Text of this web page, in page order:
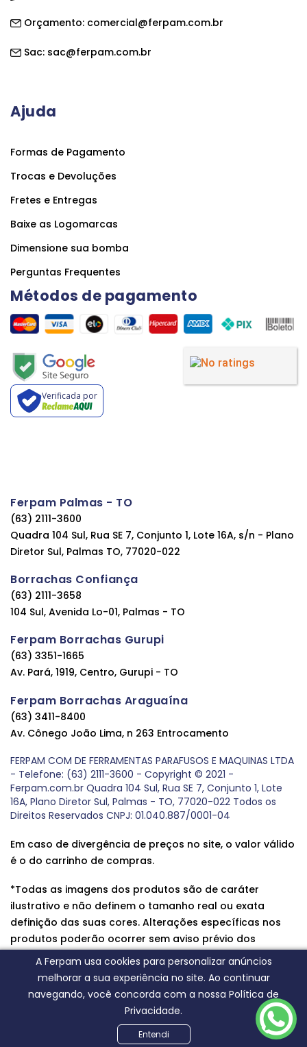
A Ferpam usa cookies para personalizar anúncios
melhorar a sua experiência no site. Ao continuar
navegando, você concorda com a nossa Política de
Privacidade.
Entendi
Orçamento: comercial@ferpam.com.br
Sac: sac@ferpam.com.br
Ajuda
Formas de Pagamento
Trocas e Devoluções
Fretes e Entregas
Baixe as Logomarcas
Dimensione sua bomba
Perguntas Frequentes
Métodos de pagamento
Verificada por
Ferpam Palmas - TO
(63) 2111-3600
Quadra 104 Sul, Rua SE 7, Conjunto 1, Lote 16A, s/n - Plano
Diretor Sul, Palmas TO, 77020-022
Borrachas Confiança
(63) 2111-3658
104 Sul, Avenida Lo-01, Palmas - TO
Ferpam Borrachas Gurupi
(63) 3351-1665
Av. Pará, 1919, Centro, Gurupi - TO
Ferpam Borrachas Araguaína
(63) 3411-8400
Av. Cônego João Lima, n 263 Entrocamento
FERPAM COM DE FERRAMENTAS PARAFUSOS E MAQUINAS LTDA
- Telefone: (63) 2111-3600 - Copyright © 2021 -
Ferpam.com.br Quadra 104 Sul, Rua SE 7, Conjunto 1, Lote
16A, Plano Diretor Sul, Palmas - TO, 77020-022 Todos os
Direitos Reservados CNPJ: 01.040.887/0001-04
Em caso de divergência de preços no site, o valor válido
é o do carrinho de compras.
*Todas as imagens dos produtos são de caráter
ilustrativo e não definem o tamanho real ou exata
definição das suas cores. Alterações específicas nos
produtos poderão ocorrer sem aviso prévio dos
fornecedores, qualquer dúvida sobre nossos produtos
entre em contato conosco.